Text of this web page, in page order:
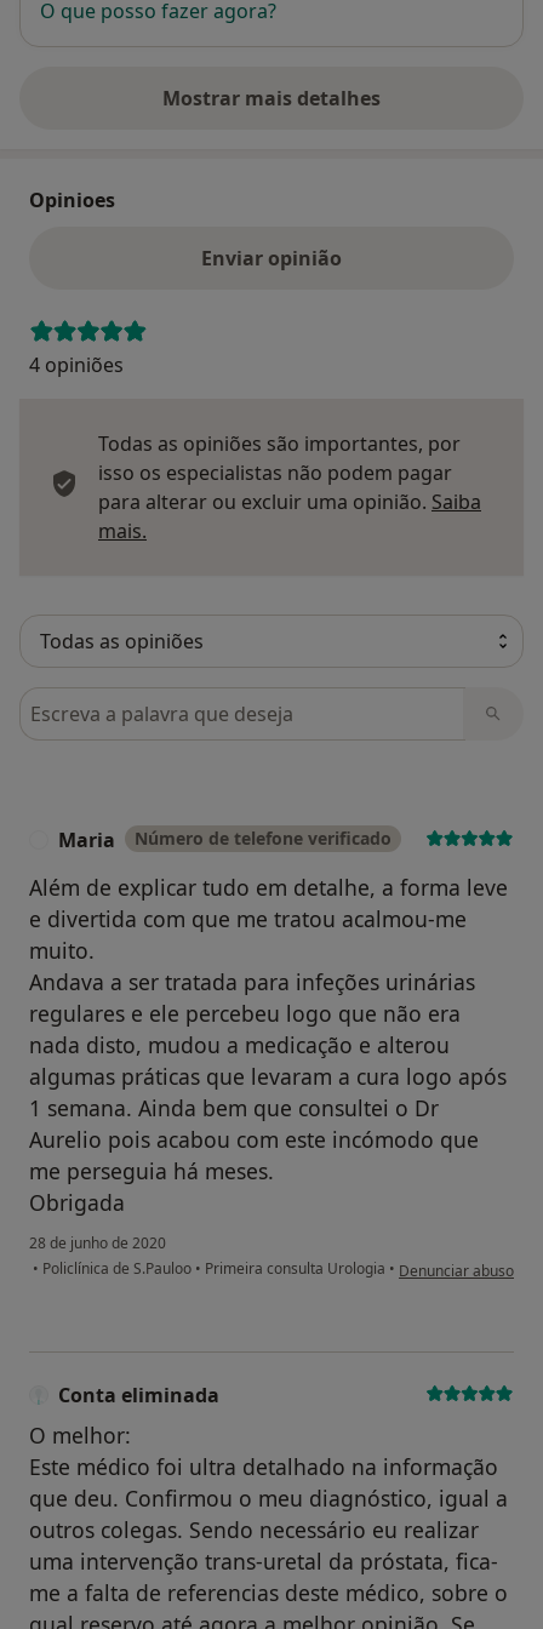
O que posso fazer agora?
Mostrar mais detalhes
sobre o endereço
Opinioes
Enviar opinião
4 opiniões
Todas as opiniões são importantes, por
isso os especialistas não podem pagar
para alterar ou excluir uma opinião. Saiba
mais.
Pesquisar em opiniões
Maria Número de telefone verificado
Além de explicar tudo em detalhe, a forma leve
e divertida com que me tratou acalmou-me
muito.
Andava a ser tratada para infeções urinárias
regulares e ele percebeu logo que não era
nada disto, mudou a medicação e alterou
algumas práticas que levaram a cura logo após
1 semana. Ainda bem que consultei o Dr
Aurelio pois acabou com este incómodo que
me perseguia há meses.
Obrigada
28 de junho de 2020
• Policlínica de S.Pauloo • Primeira consulta Urologia • na opinião do
Denunciar abuso
Conta eliminada
O melhor:
Este médico foi ultra detalhado na informação
que deu. Confirmou o meu diagnóstico, igual a
outros colegas. Sendo necessário eu realizar
uma intervenção trans-uretal da próstata, fica-
me a falta de referencias deste médico, sobre o